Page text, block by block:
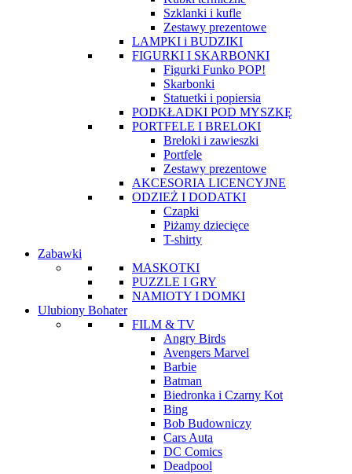
Szklanki i kufle
Zestawy prezentowe
LAMPKI i BUDZIKI
FIGURKI I SKARBONKI
Figurki Funko POP!
Skarbonki
Statuetki i popiersia
PODKŁADKI POD MYSZKĘ
PORTFELE I BRELOKI
Breloki i zawieszki
Portfele
Zestawy prezentowe
AKCESORIA LICENCYJNE
ODZIEŻ I DODATKI
Czapki
Piżamy dziecięce
T-shirty
Zabawki
MASKOTKI
PUZZLE I GRY
NAMIOTY I DOMKI
Ulubiony Bohater
FILM & TV
Angry Birds
Avengers Marvel
Barbie
Batman
Biedronka i Czarny Kot
Bing
Bob Budowniczy
Cars Auta
DC Comics
Deadpool